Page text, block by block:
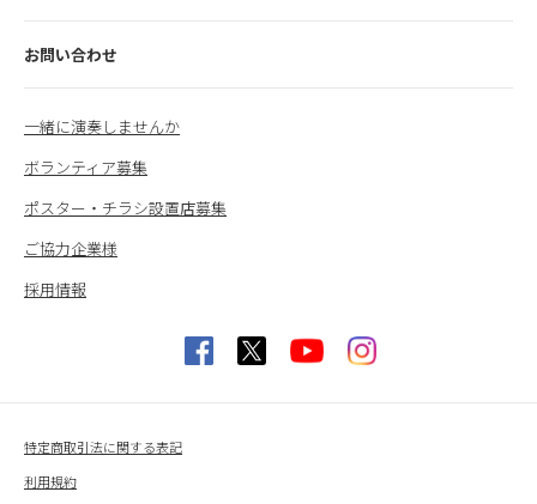
お問い合わせ
一緒に演奏しませんか
ボランティア募集
ポスター・チラシ設置店募集
ご協力企業様
採用情報
特定商取引法に関する表記
利用規約